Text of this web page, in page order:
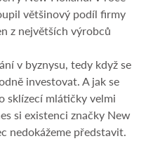
většinový podíl firmy
z největších výrobců
v byznysu, tedy když se
investovat. A jak se
sklízecí mlátičky velmi
si existenci značky New
nedokážeme představit.